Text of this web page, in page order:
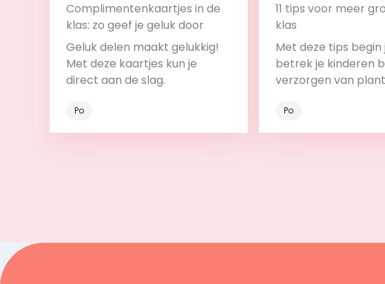
Complimentenkaartjes in de
klas: zo geef je geluk door
Geluk delen maakt gelukkig!
Met deze kaartjes kun je
direct aan de slag.
Po
11 tips voor meer
klas
Met deze tips begin
betrek je kinderen
verzorgen van
Po